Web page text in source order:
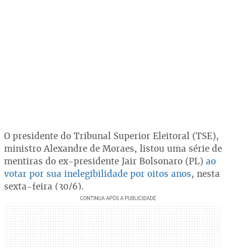
O presidente do Tribunal Superior Eleitoral (TSE),
ministro Alexandre de Moraes, listou uma série de
mentiras do ex-presidente Jair Bolsonaro (PL) ao
votar por sua inelegibilidade por oitos anos, nesta
sexta-feira (30/6).